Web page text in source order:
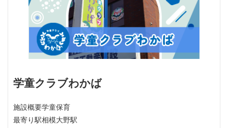
学童クラブわかば
施設概要学童保育
最寄り駅相模大野駅